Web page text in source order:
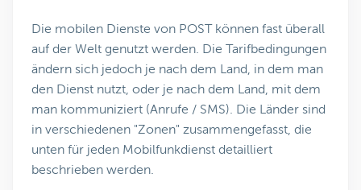
Die mobilen Dienste von POST können fast überall
auf der Welt genutzt werden. Die Tarifbedingungen
ändern sich jedoch je nach dem Land, in dem man
den Dienst nutzt, oder je nach dem Land, mit dem
man kommuniziert (Anrufe / SMS). Die Länder sind
in verschiedenen "Zonen" zusammengefasst, die
unten für jeden Mobilfunkdienst detailliert
beschrieben werden.